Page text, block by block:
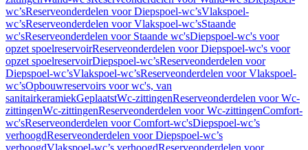
wc’sReserveonderdelen voor Diepspoel-wc’sVlakspoel-
wc’sReserveonderdelen voor Vlakspoel-wc’sStaande
wc'sReserveonderdelen voor Staande wc'sDiepspoel-wc's voor
opzet spoelreservoirReserveonderdelen voor Diepspoel-wc's voor
opzet spoelreservoirDiepspoel-wc’sReserveonderdelen voor
Diepspoel-wc’sVlakspoel-wc’sReserveonderdelen voor Vlakspoel-
wc’sOpbouwreservoirs voor wc's, van
sanitairkeramiekGeplaatstWc-zittingenReserveonderdelen voor Wc-
zittingenWc-zittingenReserveonderdelen voor Wc-zittingenComfort-
wc'sReserveonderdelen voor Comfort-wc'sDiepspoel-wc’s
verhoogdReserveonderdelen voor Diepspoel-wc’s
verhoogdVlakspoel-wc’s verhoogdReserveonderdelen voor